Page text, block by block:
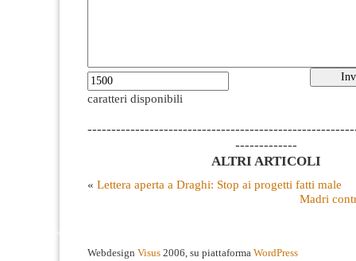
caratteri disponibili
-------------
ALTRI ARTICOLI
« Lettera aperta a Draghi: Stop ai progetti fatti male
Madri
Webdesign Visus 2006, su piattaforma WordPress